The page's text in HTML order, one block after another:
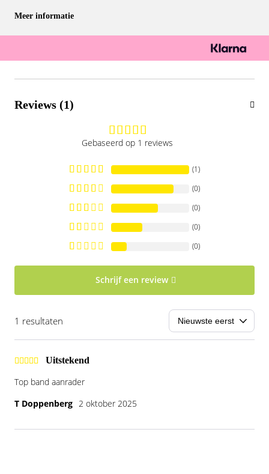
Meer informatie
Reviews (1)
Gebaseerd op 1 reviews
(1)
(0)
(0)
(0)
(0)
Schrijf een review
1 resultaten
Uitstekend
Top band aanrader
T Doppenberg 2 oktober 2025